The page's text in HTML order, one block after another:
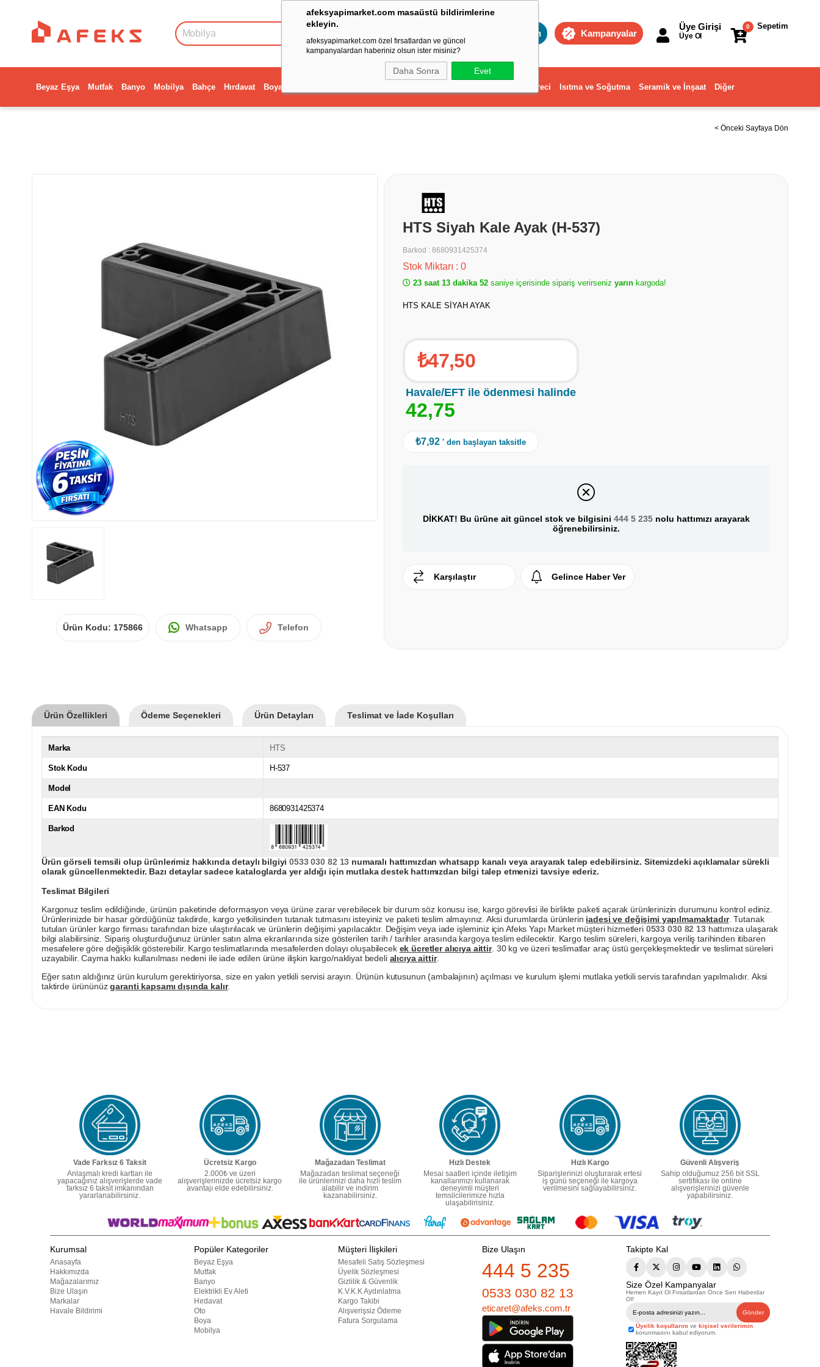
afeksyapimarket.com masaüstü bildirimlerine
ekleyin.
afeksyapimarket.com özel fırsatlardan ve güncel
kampanyalardan haberiniz olsun ister misiniz?
Daha Sonra Evet
Toptan Kampanyalar
Sepetim
0
Üye Girişi
Üye Ol
Beyaz Eşya Mutfak Banyo Mobilya Bahçe Hırdavat Boya Dekorasyon ve Ev Gereci Isıtma ve Soğutma Seramik ve İnşaat Diğer
< Önceki Sayfaya Dön
Ürün Kodu: 175866 Whatsapp Telefon
HTS Siyah Kale Ayak (H-537)
Barkod : 8680931425374
Stok Miktarı : 0
23 saat 13 dakika 52 saniye içerisinde sipariş verirseniz yarın kargoda!
HTS KALE SİYAH AYAK
₺47,50
Havale/EFT ile ödenmesi halinde
42,75
₺7,92 ' den başlayan taksitle
DİKKAT! Bu ürüne ait güncel stok ve bilgisini 444 5 235nolu hattımızı arayarak
öğrenebilirsiniz.
Karşılaştır Gelince Haber Ver
Ürün Özellikleri Ödeme Seçenekleri Ürün Detayları Teslimat ve İade Koşulları
Marka HTS
Stok Kodu H-537
Model
EAN Kodu 8680931425374
Barkod
Ürün görseli temsili olup ürünlerimiz hakkında detaylı bilgiyi0533 030 82 13 numaralı hattımızdan whatsapp kanalı veya arayarak talep edebilirsiniz. Sitemizdeki açıklamalar sürekli
olarak güncellenmektedir. Bazı detaylar sadece kataloglarda yer aldığı için mutlaka destek hattımızdan bilgi talep etmenizi tavsiye ederiz.
Teslimat Bilgileri
Kargonuz teslim edildiğinde, ürünün paketinde deformasyon veya ürüne zarar verebilecek bir durum söz konusu ise, kargo görevlisi ile birlikte paketi açarak ürünlerinizin durumunu kontrol ediniz.
Ürünlerinizde bir hasar gördüğünüz takdirde, kargo yetkilisinden tutanak tutmasını isteyiniz ve paketi teslim almayınız. Aksi durumlarda ürünlerin iadesi ve değişimi yapılmamaktadır. Tutanak
tutulan ürünler kargo firması tarafından bize ulaştırılacak ve ürünlerin değişimi yapılacaktır. Değişim veya iade işleminiz için Afeks Yapı Market müşteri hizmetleri 0533 030 82 13hattımıza ulaşarak
bilgi alabilirsiniz. Sipariş oluşturduğunuz ürünler satın alma ekranlarında size gösterilen tarih / tarihler arasında kargoya teslim edilecektir. Kargo teslim süreleri, kargoya veriliş tarihinden itibaren
mesafelere göre değişiklik gösterebilir. Kargo teslimatlarında mesafelerden dolayı oluşabilecek ek ücretler alıcıya aittir. 30 kg ve üzeri teslimatlar araç üstü gerçekleşmektedir ve teslimat süreleri
uzayabilir. Cayma hakkı kullanılması nedeni ile iade edilen ürüne ilişkin kargo/nakliyat bedeli alıcıya aittir.
Eğer satın aldığınız ürün kurulum gerektiriyorsa, size en yakın yetkili servisi arayın. Ürünün kutusunun (ambalajının) açılması ve kurulum işlemi mutlaka yetkili servis tarafından yapılmalıdır. Aksi
taktirde ürününüzgaranti kapsamı dışında kalır.
Vade Farksız 6 Taksit
Anlaşmalı kredi kartları ile
yapacağınız alışverişlerde vade
farksız 6 taksit imkanından
yararlanabilirsiniz.
Ücretsiz Kargo
2.000₺ ve üzeri
alışverişlerinizde ücretsiz kargo
avantajı elde edebilirsiniz.
Mağazadan Teslimat
Mağazadan teslimat seçeneği
ile ürünlerinizi daha hızlı teslim
alabilir ve indirim
kazanabilirsiniz.
Hızlı Destek
Mesai saatleri içinde iletişim
kanallarımızı kullanarak
deneyimli müşteri
temsilcilerimize hızla
ulaşabilirisiniz.
Hızlı Kargo
Siparişlerinizi oluşturarak ertesi
iş günü seçeneği ile kargoya
verilmesini sağlayabilirsiniz.
Güvenli Alışveriş
Sahip olduğumuz 256 bit SSL
sertifikası ile online
alışverişlerinizi güvenle
yapabilirsiniz.
Kurumsal
Anasayfa
Hakkımızda
Mağazalarımız
Bize Ulaşın
Markalar
Havale Bildirimi
Popüler Kategoriler
Beyaz Eşya
Mutfak
Banyo
Elektrikli Ev Aleti
Hırdavat
Oto
Boya
Mobilya
Müşteri İlişkileri
Mesafeli Satış Sözleşmesi
Üyelik Sözleşmesi
Gizlilik & Güvenlik
K.V.K.K Aydınlatma
Kargo Takibi
Alışverişsiz Ödeme
Fatura Sorgulama
Bize Ulaşın
444 5 235
0533 030 82 13
eticaret@afeks.com.tr
Takipte Kal
Size Özel Kampanyalar
Hemen Kayıt Ol Fırsatlardan Önce Sen Haberdar
Ol!
Gönder
Üyelik koşullarını ve kişisel verilerimin
korunmasını kabul ediyorum.